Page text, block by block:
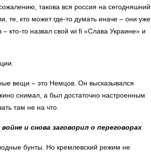
такова вся россия на сегодняшний
те, кто может где-то думать иначе – они уже
кто-то назвал свой wi fi «Слава Украине» и
вещи – это Немцов. Он высказывался
снимал, а был достаточно настроенным
там не на что.
и снова заговорил о переговорах
бунты. Но кремлевский режим не